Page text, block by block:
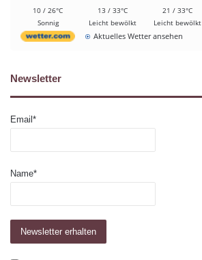
10 / 26°C
Sonnig
13 / 33°C
Leicht bewölkt
21 / 33°C
Leicht bewölkt
Aktuelles Wetter ansehen
Newsletter
Email*
Name*